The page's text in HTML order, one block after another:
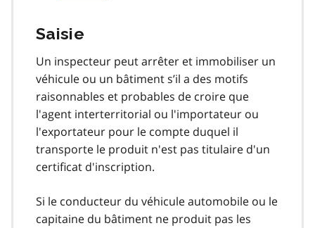
Saisie
Un inspecteur peut arrêter et immobiliser un
véhicule ou un bâtiment s’il a des motifs
raisonnables et probables de croire que
l'agent interterritorial ou l'importateur ou
l'exportateur pour le compte duquel il
transporte le produit n'est pas titulaire d'un
certificat d'inscription.
Si le conducteur du véhicule automobile ou le
capitaine du bâtiment ne produit pas les